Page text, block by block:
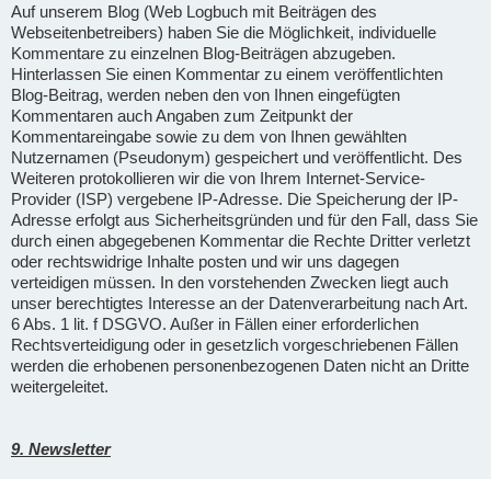
Auf unserem Blog (Web Logbuch mit Beiträgen des
Webseitenbetreibers) haben Sie die Möglichkeit, individuelle
Kommentare zu einzelnen Blog-Beiträgen abzugeben.
Hinterlassen Sie einen Kommentar zu einem veröffentlichten
Blog-Beitrag, werden neben den von Ihnen eingefügten
Kommentaren auch Angaben zum Zeitpunkt der
Kommentareingabe sowie zu dem von Ihnen gewählten
Nutzernamen (Pseudonym) gespeichert und veröffentlicht. Des
Weiteren protokollieren wir die von Ihrem Internet-Service-
Provider (ISP) vergebene IP-Adresse. Die Speicherung der IP-
Adresse erfolgt aus Sicherheitsgründen und für den Fall, dass Sie
durch einen abgegebenen Kommentar die Rechte Dritter verletzt
oder rechtswidrige Inhalte posten und wir uns dagegen
verteidigen müssen. In den vorstehenden Zwecken liegt auch
unser berechtigtes Interesse an der Datenverarbeitung nach Art.
6 Abs. 1 lit. f DSGVO. Außer in Fällen einer erforderlichen
Rechtsverteidigung oder in gesetzlich vorgeschriebenen Fällen
werden die erhobenen personenbezogenen Daten nicht an Dritte
weitergeleitet.
9. Newsletter